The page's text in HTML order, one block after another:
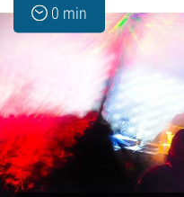
0 min